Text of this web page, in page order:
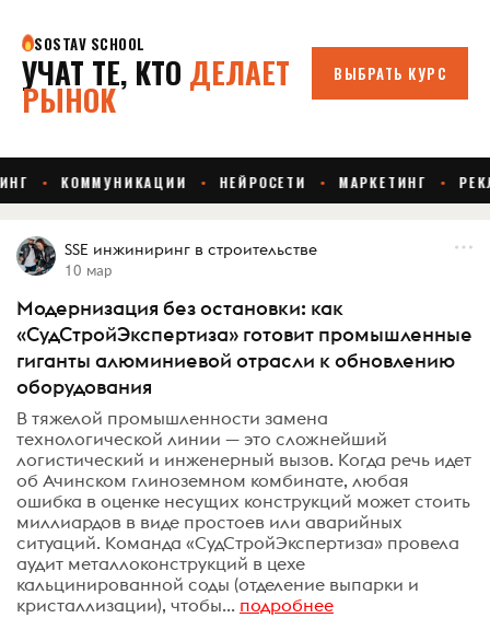
SSE инжиниринг в строительстве
10 мар
Модернизация без остановки: как
«СудСтройЭкспертиза» готовит промышленные
гиганты алюминиевой отрасли к обновлению
оборудования
В тяжелой промышленности замена
технологической линии — это сложнейший
логистический и инженерный вызов. Когда речь идет
об Ачинском глиноземном комбинате, любая
ошибка в оценке несущих конструкций может стоить
миллиардов в виде простоев или аварийных
ситуаций. Команда «СудСтройЭкспертиза» провела
аудит металлоконструкций в цехе
кальцинированной соды (отделение выпарки и
кристаллизации), чтобы... подробнее